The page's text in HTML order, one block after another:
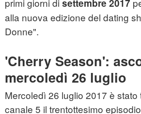
primi giorni di settembre 2017
alla nuova edizione del dating
Donne".
'Cherry Season':
mercoledì 26 luglio
Mercoledì 26 luglio 2017 è
canale 5 il trentottesimo